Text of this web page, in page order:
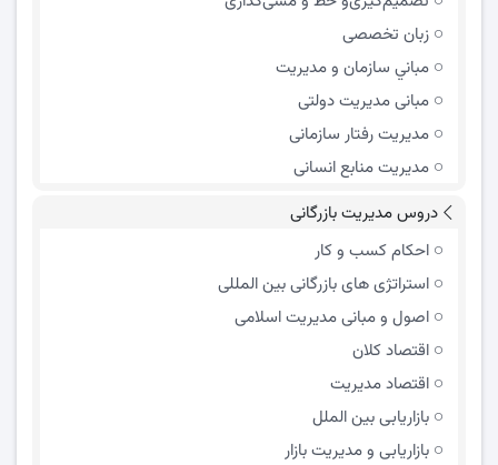
زبان تخصصی
مباني سازمان و مديريت
مبانی مدیریت دولتی
مدیریت رفتار سازمانی
مدیریت منابع انسانی
دروس مدیریت بازرگانی
احکام کسب و کار
استراتژی های بازرگانی بین المللی
اصول و مبانی مدیریت اسلامی
اقتصاد کلان
اقتصاد مدیریت
بازاریابی بین الملل
بازاریابی و مدیریت بازار